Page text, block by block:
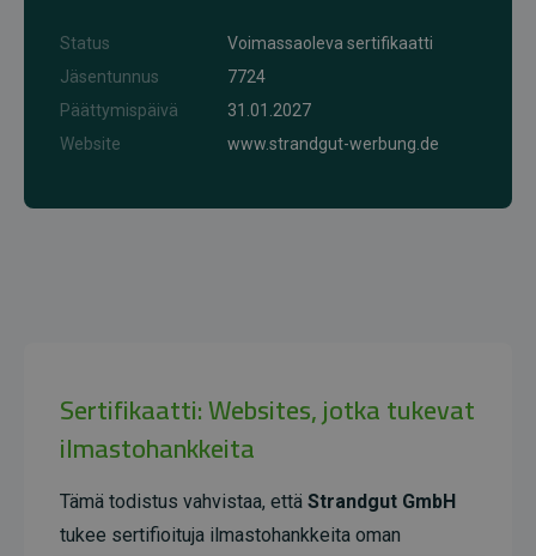
Status
Voimassaoleva sertifikaatti
Jäsentunnus
7724
Päättymispäivä
31.01.2027
Website
www.strandgut-werbung.de
Sertifikaatti: Websites, jotka tukevat
ilmastohankkeita
Tämä todistus vahvistaa, että Strandgut GmbH
tukee sertifioituja ilmastohankkeita oman